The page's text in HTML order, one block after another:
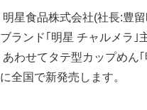
明星食品株式会社(社長:豊
ブランド｢明星 チャルメラ｣
あわせてタテ型カップめん
に全国で新発売します。